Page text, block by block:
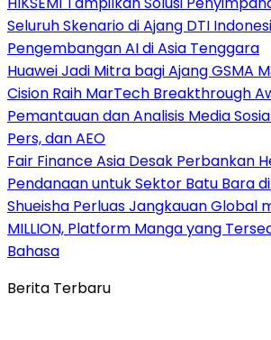
Seluruh Skenario di Ajang DTI
Pengembangan AI di Asia Tenggara
Huawei Jadi Mitra bagi Ajang GSMA
Cision Raih MarTech Breakthrough
Pemantauan dan Analisis Media
Pers, dan AEO
Fair Finance Asia Desak Perbankan
Pendanaan untuk Sektor Batu Bara di
Shueisha Perluas Jangkauan Global
MILLION, Platform Manga yang
Bahasa
Berita Terbaru